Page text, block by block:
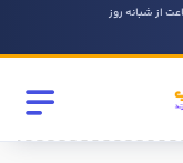
از شبانه روز